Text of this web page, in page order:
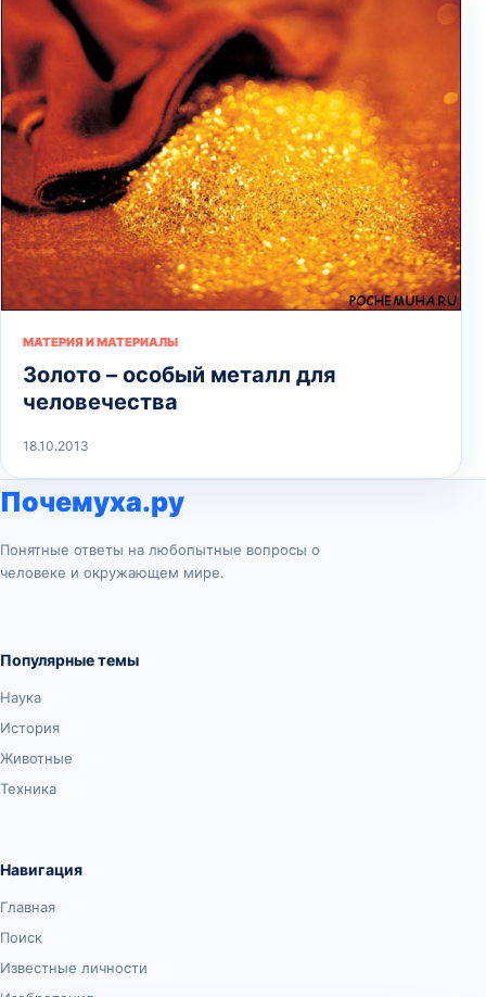
МАТЕРИЯ И МАТЕРИАЛЫ
Золото – особый металл для
человечества
18.10.2013
Почемуха.ру
Понятные ответы на любопытные вопросы о
человеке и окружающем мире.
Популярные темы
Наука
История
Животные
Техника
Навигация
Главная
Поиск
Известные личности